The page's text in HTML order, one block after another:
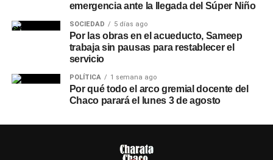
emergencia ante la llegada del Súper Niño
SOCIEDAD 5 días ago
Por las obras en el acueducto, Sameep
trabaja sin pausas para restablecer el
servicio
POLÍTICA 1 semana ago
Por qué todo el arco gremial docente del
Chaco parará el lunes 3 de agosto